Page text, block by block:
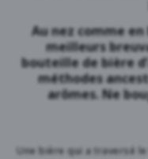
Au nez comme
meilleurs
bouteille de bière
méthodes
arômes. Ne
Une bière qui a traversé